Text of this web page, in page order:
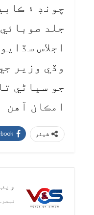
چونڊ ۽
جلد
اجلاس
وڏي وزير
جو سڀاڻي
امڪان آهن
شیئر